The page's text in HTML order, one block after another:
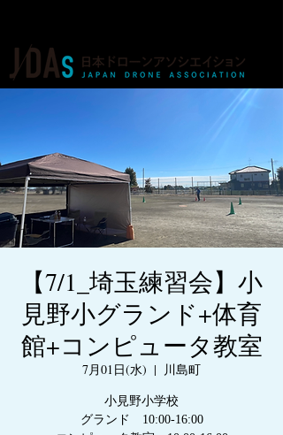
【7/1_埼玉練習会】小
見野小グランド+体育
館+コンピュータ教室
7月01日(水)
  |
川島町
小見野小学校
グランド 10:00-16:00